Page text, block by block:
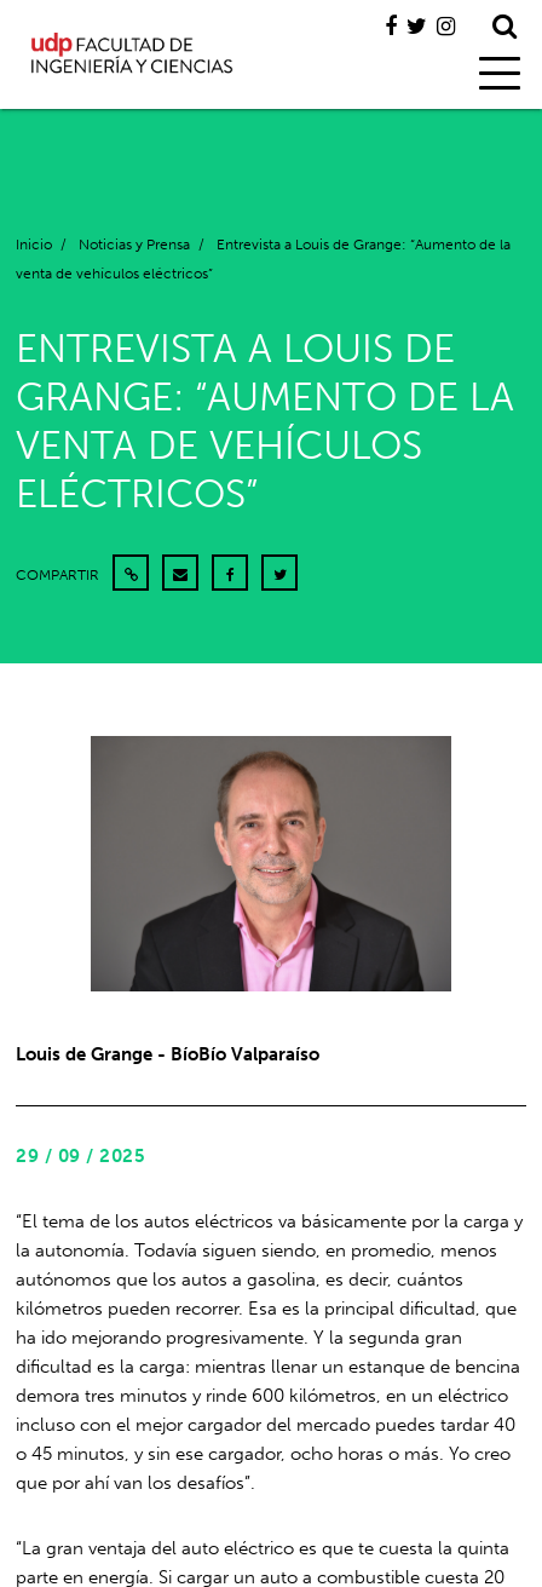
Inicio / Noticias y Prensa /
Entrevista a Louis de Grange: “Aumento de la
venta de vehículos eléctricos”
ENTREVISTA A LOUIS DE
GRANGE: “AUMENTO DE LA
VENTA DE VEHÍCULOS
ELÉCTRICOS”
COMPARTIR
Louis de Grange - BíoBío Valparaíso
29 / 09 / 2025
“El tema de los autos eléctricos va básicamente por la carga y
la autonomía. Todavía siguen siendo, en promedio, menos
autónomos que los autos a gasolina, es decir, cuántos
kilómetros pueden recorrer. Esa es la principal dificultad, que
ha ido mejorando progresivamente. Y la segunda gran
dificultad es la carga: mientras llenar un estanque de bencina
demora tres minutos y rinde 600 kilómetros, en un eléctrico
incluso con el mejor cargador del mercado puedes tardar 40
o 45 minutos, y sin ese cargador, ocho horas o más. Yo creo
que por ahí van los desafíos”.
“La gran ventaja del auto eléctrico es que te cuesta la quinta
parte en energía. Si cargar un auto a combustible cuesta 20